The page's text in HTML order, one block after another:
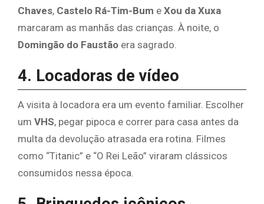
Chaves, Castelo Rá-Tim-Bum e Xou da Xuxa
marcaram as manhãs das crianças. À noite, o
Domingão do Faustão era sagrado.
4. Locadoras de vídeo
A visita à locadora era um evento familiar. Escolher
um VHS, pegar pipoca e correr para casa antes da
multa da devolução atrasada era rotina. Filmes
como “Titanic” e “O Rei Leão” viraram clássicos
consumidos nessa época.